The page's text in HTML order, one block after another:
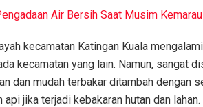
Air Bersih Saat Musim
kecamatan Katingan Kuala
kecamatan yang lain. Namun, sangat
dan mudah terbakar ditambah dengan
jika terjadi kebakaran hutan dan lahan.